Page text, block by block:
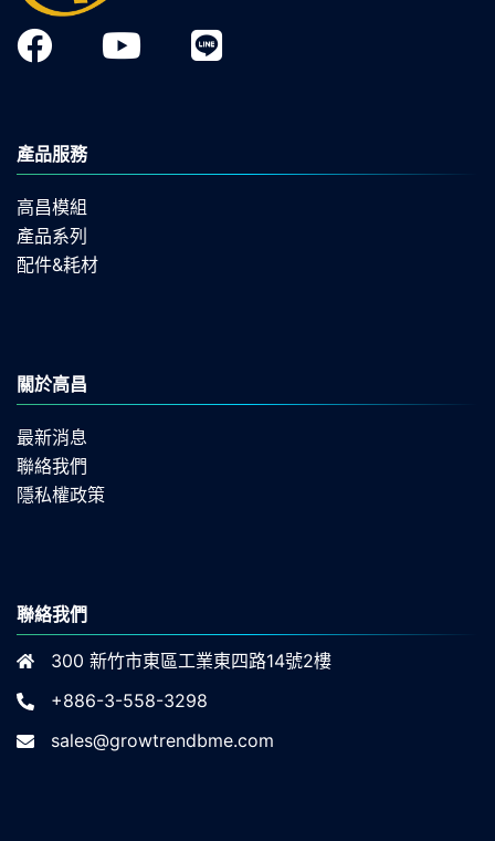
產品服務
高昌模組
產品系列
配件&耗材
關於高昌
最新消息
聯絡我們
隱私權政策
聯絡我們
300 新竹市東區工業東四路14號2樓
+886-3-558-3298
sales@growtrendbme.com